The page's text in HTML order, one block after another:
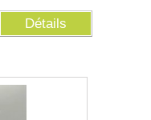
Détails